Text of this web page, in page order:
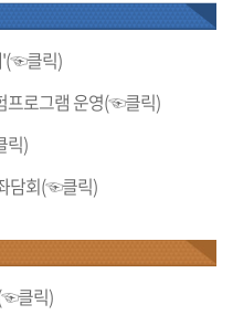
'(☜클릭)
프로그램 운영(☜클릭)
릭)
담회(☜클릭)
클릭)